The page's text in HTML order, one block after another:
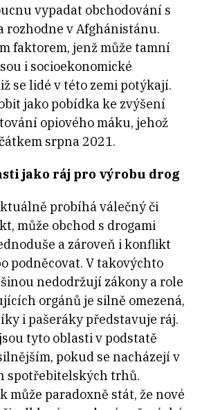
vypadat obchodování s
rozhodne v Afghánistánu.
faktorem, jenž může tamní
i socioekonomické
se lidé v této zemi potýkají.
jako pobídka ke zvýšení
opiového máku, jehož
srpna 2021.
jako ráj pro výrobu drog
probíhá válečný či
může obchod s drogami
a zároveň i konflikt
podněcovat. V takovýchto
nedodržují zákony a role
orgánů je silně omezená,
i pašeráky představuje ráj.
tyto oblasti v podstatě
pokud se nacházejí v
spotřebitelských trhů.
může paradoxně stát, že nové